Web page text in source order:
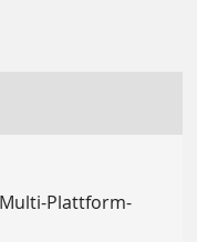
Plattform-